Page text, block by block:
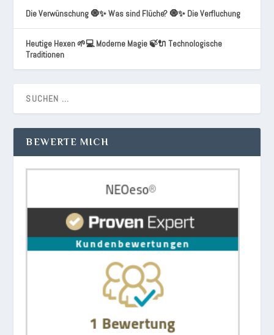
Die Verwünschung 🧿✨ Was sind Flüche? 🧿✨ Die Verfluchung
Heutige Hexen 🌱💻 Moderne Magie 🍃🔌 Technologische
Traditionen
BEWERTE MICH